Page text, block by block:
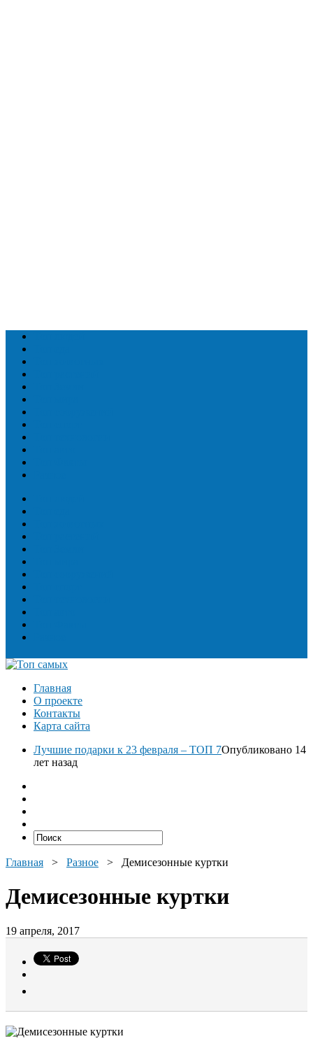
Главная
О проекте
Контакты
Карта сайта
Лучшие подарки к 23 февраля – ТОП 7Опубликовано 14
лет назад
Главная > Разное > Демисезонные куртки
Демисезонные куртки
19 апреля, 2017